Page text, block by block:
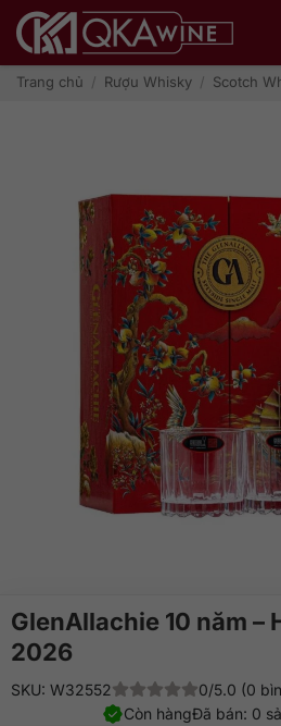
qua
dungTrang chủ / Rượu Whisky / Scotch
GlenAllachie 10 năm –
2026
SKU: W32552
0/5.0 (0
Đã bán: 0
Còn hàng